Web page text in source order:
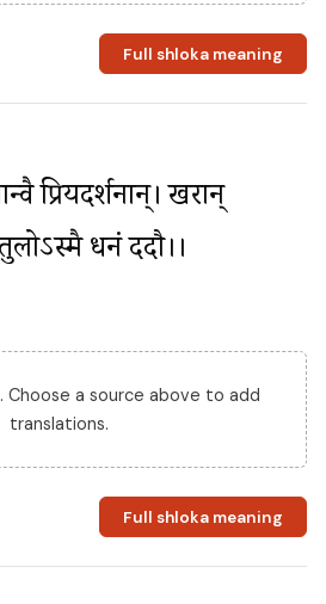
Full shloka meaning
प्रियदर्शनान्। खरान्
धनं ददौ।।
Choose a source above to add
translations.
Full shloka meaning